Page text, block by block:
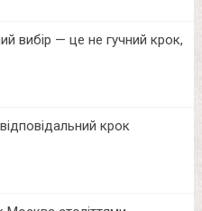
вибір — це не гучний крок,
крок